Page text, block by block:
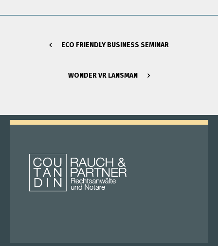
ECO FRIENDLY BUSINESS SEMINAR
WONDER VR LANSMAN